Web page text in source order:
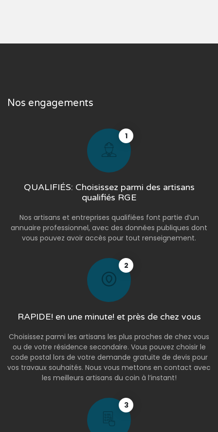
Nos engagements
1
QUALIFIÉS: Choisissez parmi des artisans
qualifiés RGE
Nos artisans et entreprises qualifiées font partie d’un
annuaire professionnel, avec des données publiques dont
vous pouvez avoir accès pour tout renseignement.
2
RAPIDE! en une minute! et près de chez vous
Choisissez parmi les artisans les plus proches de chez vous
ou de votre résidence secondaire. Vous pouvez choisir le
code postal lors de votre demande gratuite de devis pour
vos travaux souhaités. Nous vous mettons en contact avec
les meilleurs artisans du coin à l’instant!
3